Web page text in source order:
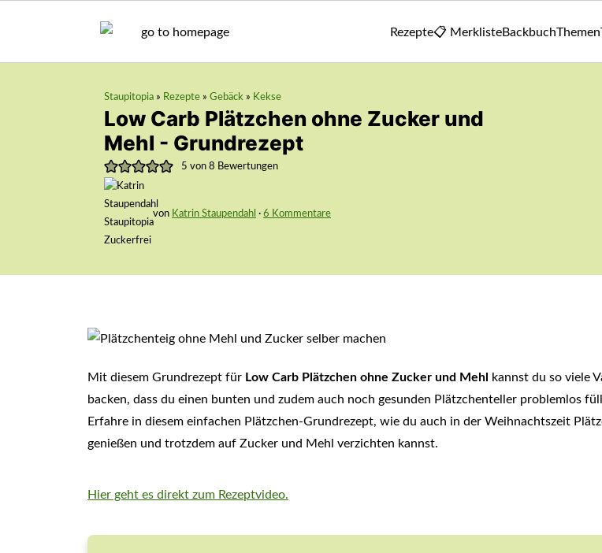
Rezepte📋 MerklisteBackbuchThemen
Staupitopia » Rezepte » Gebäck » Kekse
Low Carb Plätzchen ohne Zucker und
Mehl - Grundrezept
5 von 8 Bewertungen
von Katrin Staupendahl · 6 Kommentare
Mit diesem Grundrezept für Low Carb Plätzchen ohne Zucker und Mehl
kannst du so viele
backen, dass du einen bunten und zudem auch noch gesunden Plätzchenteller problemlos
Erfahre in diesem einfachen Plätzchen-Grundrezept, wie du auch in der Weihnachtszeit
genießen und trotzdem auf Zucker und Mehl verzichten kannst.
Hier geht es direkt zum Rezeptvideo.